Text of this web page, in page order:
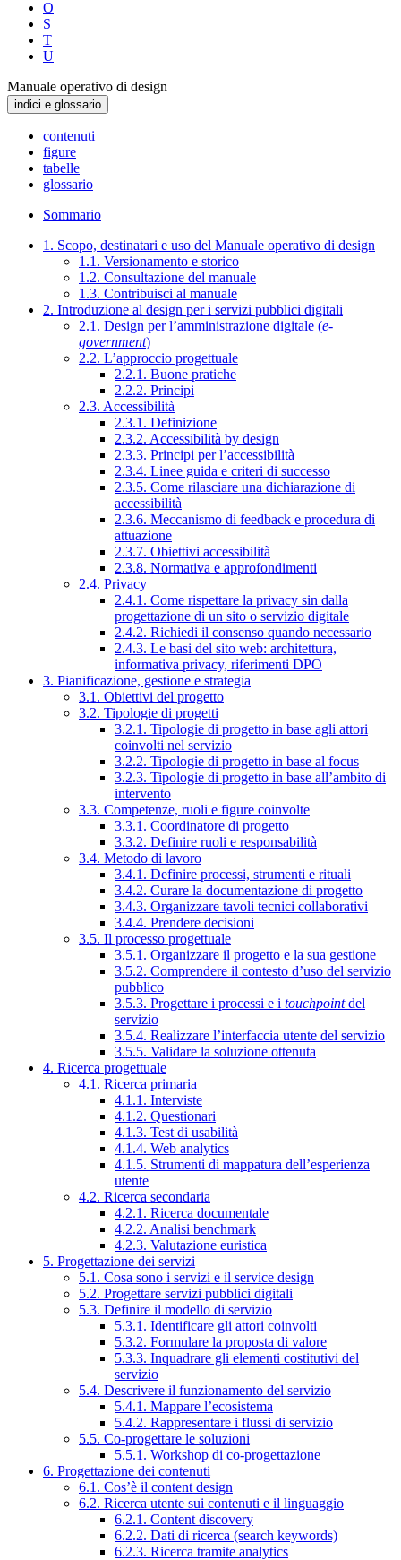
O
S
T
U
Manuale operativo di design
indici e glossario
contenuti
figure
tabelle
glossario
Sommario
1. Scopo, destinatari e uso del Manuale operativo di design
1.1. Versionamento e storico
1.2. Consultazione del manuale
1.3. Contribuisci al manuale
2. Introduzione al design per i servizi pubblici digitali
2.1. Design per l’amministrazione digitale (e-
government)
2.2. L’approccio progettuale
2.2.1. Buone pratiche
2.2.2. Principi
2.3. Accessibilità
2.3.1. Definizione
2.3.2. Accessibilità by design
2.3.3. Principi per l’accessibilità
2.3.4. Linee guida e criteri di successo
2.3.5. Come rilasciare una dichiarazione di
accessibilità
2.3.6. Meccanismo di feedback e procedura di
attuazione
2.3.7. Obiettivi accessibilità
2.3.8. Normativa e approfondimenti
2.4. Privacy
2.4.1. Come rispettare la privacy sin dalla
progettazione di un sito o servizio digitale
2.4.2. Richiedi il consenso quando necessario
2.4.3. Le basi del sito web: architettura,
informativa privacy, riferimenti DPO
3. Pianificazione, gestione e strategia
3.1. Obiettivi del progetto
3.2. Tipologie di progetti
3.2.1. Tipologie di progetto in base agli attori
coinvolti nel servizio
3.2.2. Tipologie di progetto in base al focus
3.2.3. Tipologie di progetto in base all’ambito di
intervento
3.3. Competenze, ruoli e figure coinvolte
3.3.1. Coordinatore di progetto
3.3.2. Definire ruoli e responsabilità
3.4. Metodo di lavoro
3.4.1. Definire processi, strumenti e rituali
3.4.2. Curare la documentazione di progetto
3.4.3. Organizzare tavoli tecnici collaborativi
3.4.4. Prendere decisioni
3.5. Il processo progettuale
3.5.1. Organizzare il progetto e la sua gestione
3.5.2. Comprendere il contesto d’uso del servizio
pubblico
3.5.3. Progettare i processi e i touchpointdel
servizio
3.5.4. Realizzare l’interfaccia utente del servizio
3.5.5. Validare la soluzione ottenuta
4. Ricerca progettuale
4.1. Ricerca primaria
4.1.1. Interviste
4.1.2. Questionari
4.1.3. Test di usabilità
4.1.4. Web analytics
4.1.5. Strumenti di mappatura dell’esperienza
utente
4.2. Ricerca secondaria
4.2.1. Ricerca documentale
4.2.2. Analisi benchmark
4.2.3. Valutazione euristica
5. Progettazione dei servizi
5.1. Cosa sono i servizi e il service design
5.2. Progettare servizi pubblici digitali
5.3. Definire il modello di servizio
5.3.1. Identificare gli attori coinvolti
5.3.2. Formulare la proposta di valore
5.3.3. Inquadrare gli elementi costitutivi del
servizio
5.4. Descrivere il funzionamento del servizio
5.4.1. Mappare l’ecosistema
5.4.2. Rappresentare i flussi di servizio
5.5. Co-progettare le soluzioni
5.5.1. Workshop di co-progettazione
6. Progettazione dei contenuti
6.1. Cos’è il content design
6.2. Ricerca utente sui contenuti e il linguaggio
6.2.1. Content discovery
6.2.2. Dati di ricerca (search keywords)
6.2.3. Ricerca tramite analytics